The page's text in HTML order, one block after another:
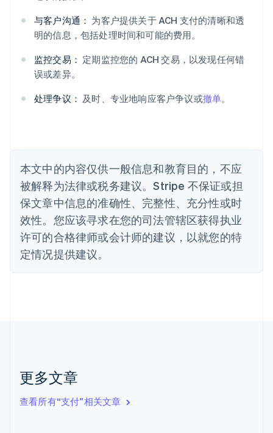
与客户沟通： 为客户提供关于 ACH 支付的清晰和透
明的信息，包括处理时间和可能的费用。
监控交易： 定期监控您的 ACH 交易，以发现任何错
误或差异。
处理争议： 及时、专业地响应客户争议或撤单。
本文中的内容仅供一般信息和教育目的，不应
被解释为法律或税务建议。Stripe 不保证或担
保文章中信息的准确性、完整性、充分性或时
效性。您应该寻求在您的司法管辖区获得执业
许可的合格律师或会计师的建议，以就您的特
定情况提供建议。
更多文章
查看所有“支付”相关文章
奥地利
DeutschEnglish
English
巴西
Português
保加利亚
English
丹麦
德国
DeutschEnglish
法国
FrançaisEnglish
芬兰
EnglishSvenska
English
English